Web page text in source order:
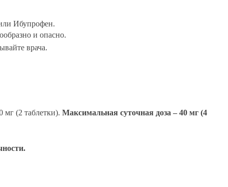
Ибупрофен.
и опасно.
врача.
мг (2 таблетки). Максимальная суточная доза – 40 мг (4